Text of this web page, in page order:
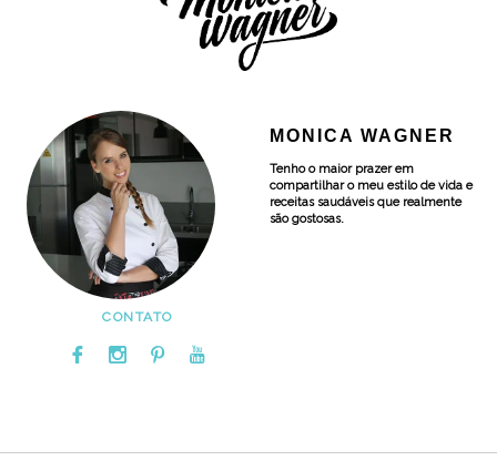
MONICA WAGNER
Tenho o maior prazer em
compartilhar o meu estilo de vida e
receitas saudáveis que realmente
são gostosas.
CONTATO